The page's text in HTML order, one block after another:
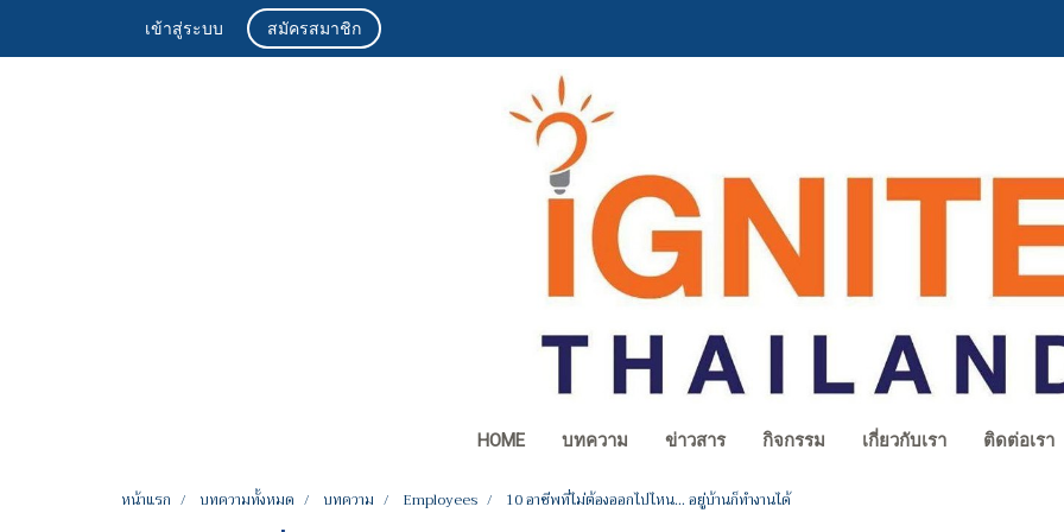
เข้าสู่ระบบ สมัครสมาชิก
HOME บทความ ข่าวสาร กิจกรรม เกี่ยวกับเรา ติดต่อเรา
หน้าแรก บทความทั้งหมด บทความ Employees 10 อาชีพที่ไม่ต้องออกไปไหน… อยู่บ้านก็ทำงานได้